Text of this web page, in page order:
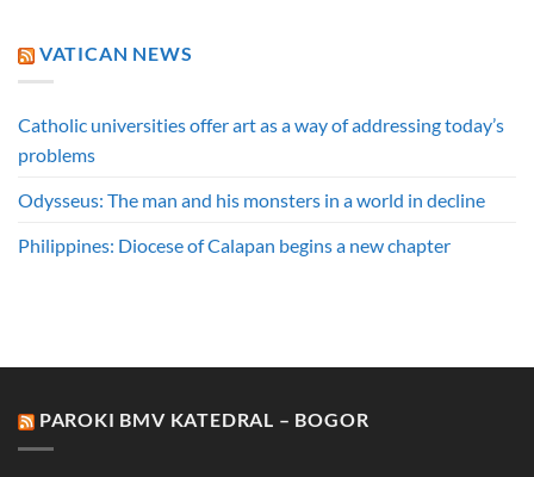
VATICAN NEWS
Catholic universities offer art as a way of addressing today’s
problems
Odysseus: The man and his monsters in a world in decline
Philippines: Diocese of Calapan begins a new chapter
PAROKI BMV KATEDRAL – BOGOR